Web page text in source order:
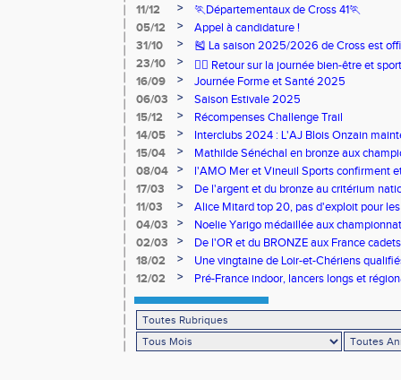
11/12
>
🏃Départementaux de Cross 41🏃
05/12
>
Appel à candidature !
31/10
>
🎽 La saison 2025/2026 de Cross est
23/10
>
🧘‍♀️ Retour sur la journée bien-être et
16/09
>
Journée Forme et Santé 2025
06/03
>
Saison Estivale 2025
15/12
>
Récompenses Challenge Trail
14/05
>
Interclubs 2024 : L'AJ Blois Onzain
Romorantin en N2B
15/04 >
Mathilde Sénéchal en bronze aux
08/04
>
l'AMO Mer et Vineuil Sports confirment
benjamins
17/03 >
De l'argent et du bronze au critérium
11/03
>
Alice Mitard top 20, pas d'exploit pour
04/03
>
Noelie Yarigo médaillée aux
02/03
>
De l'OR et du BRONZE aux France
18/02
>
Une vingtaine de Loir-et-Chériens
12/02
> Pré-France indoor, lancers longs et